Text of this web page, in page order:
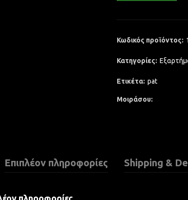
Κωδικός προϊόντος:
Κατηγορίες:
Ετικέτα: pat
Μοιράσου
Επιπλέον πληροφορίες Shipping &
πληροφορίες